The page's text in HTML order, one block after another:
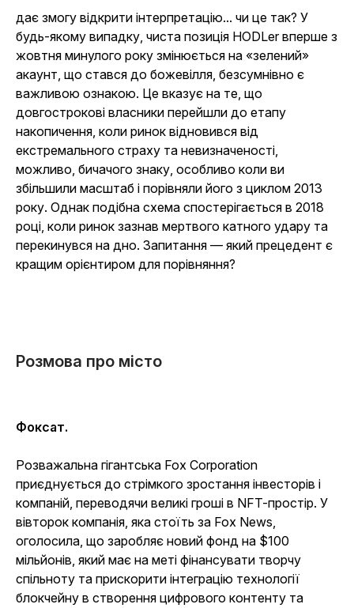
дає змогу відкрити інтерпретацію... чи це так? У
будь-якому випадку, чиста позиція HODLer вперше з
жовтня минулого року змінюється на «зелений»
акаунт, що стався до божевілля, безсумнівно є
важливою ознакою. Це вказує на те, що
довгострокові власники перейшли до етапу
накопичення, коли ринок відновився від
екстремального страху та невизначеності,
можливо, бичачого знаку, особливо коли ви
збільшили масштаб і порівняли його з циклом 2013
року. Однак подібна схема спостерігається в 2018
році, коли ринок зазнав мертвого катного удару та
перекинувся на дно. Запитання — який прецедент є
кращим орієнтиром для порівняння?
Розмова про місто
Фоксат.
Розважальна гігантська Fox Corporation
приєднується до стрімкого зростання інвесторів і
компаній, переводячи великі гроші в NFT-простір. У
вівторок компанія, яка стоїть за Fox News,
оголосила, що заробляє новий фонд на $100
мільйонів, який має на меті фінансувати творчу
спільноту та прискорити інтеграцію технології
блокчейну в створення цифрового контенту та